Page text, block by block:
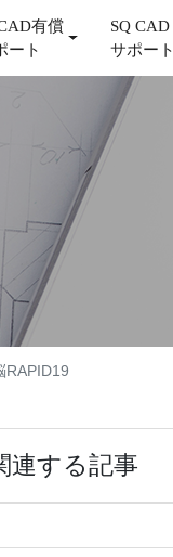
有償
ート
SQ CAD
サポート
RAPID19
連する記事